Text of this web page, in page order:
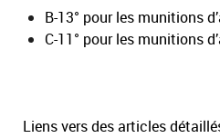
B-13° pour les munitions
C-11° pour les munitions
Liens vers des articles